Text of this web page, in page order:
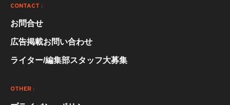
CONTACT :
お問合せ
広告掲載お問い合わせ
ライター/編集部スタッフ大募集
OTHER :